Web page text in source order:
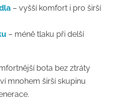
– vyšší komfort i pro širší
– méně tlaku při delší
bota bez ztráty
mnohem širší skupinu